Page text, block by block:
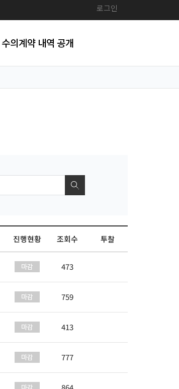
로그인
수의계약 내역 공개
진행현황 조회수 투찰
473
759
413
777